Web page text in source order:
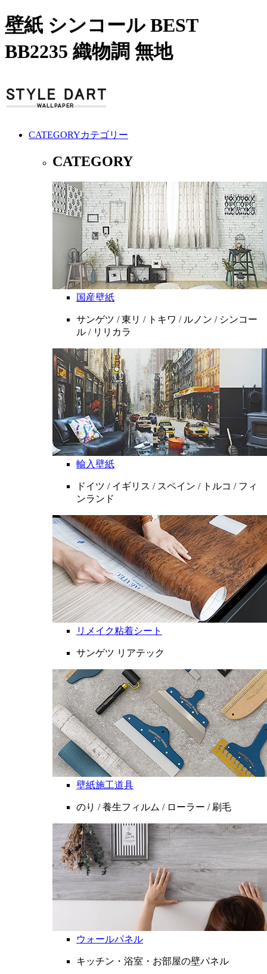
壁紙 シンコール BEST
BB2235 織物調 無地
CATEGORYカテゴリー
CATEGORY
国産壁紙
サンゲツ / 東リ / トキワ / ルノン / シンコー
ル / リリカラ
輸入壁紙
ドイツ / イギリス / スペイン / トルコ / フィ
ンランド
リメイク粘着シート
サンゲツ リアテック
壁紙施工道具
のり / 養生フィルム / ローラー / 刷毛
ウォールパネル
キッチン・浴室・お部屋の壁パネル